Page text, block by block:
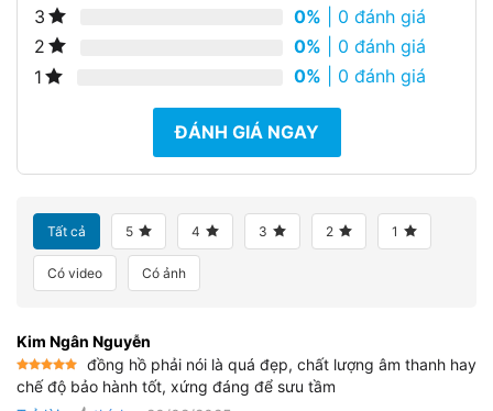
3
0% | 0 đánh giá
2
0% | 0 đánh giá
1
0% | 0 đánh giá
ĐÁNH GIÁ NGAY
Tất cả 5 4 3 2 1
Có video Có ảnh
Kim Ngân Nguyễn
Được xếp
hạng55
đồng hồ phải nói là quá đẹp, chất lượng âm thanh hay
chế độ bảo hành tốt, xứng đáng để sưu tầm